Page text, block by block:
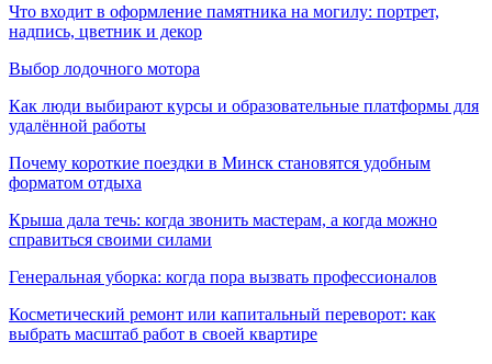
Что входит в оформление памятника на могилу: портрет,
надпись, цветник и декор
Выбор лодочного мотора
Как люди выбирают курсы и образовательные платформы для
удалённой работы
Почему короткие поездки в Минск становятся удобным
форматом отдыха
Крыша дала течь: когда звонить мастерам, а когда можно
справиться своими силами
Генеральная уборка: когда пора вызвать профессионалов
Косметический ремонт или капитальный переворот: как
выбрать масштаб работ в своей квартире